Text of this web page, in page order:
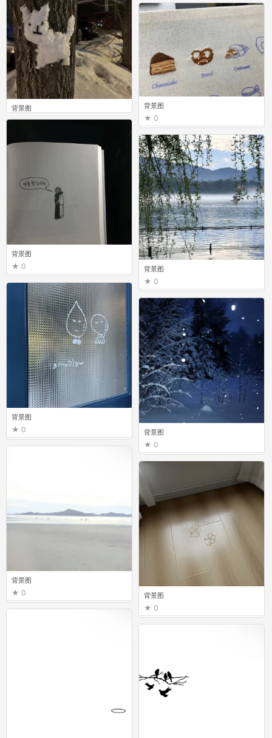
0
背景图
0
背景图
0
背景图
0
背景图
0
背景图
0
背景图
0
背景图
0
背景图
0